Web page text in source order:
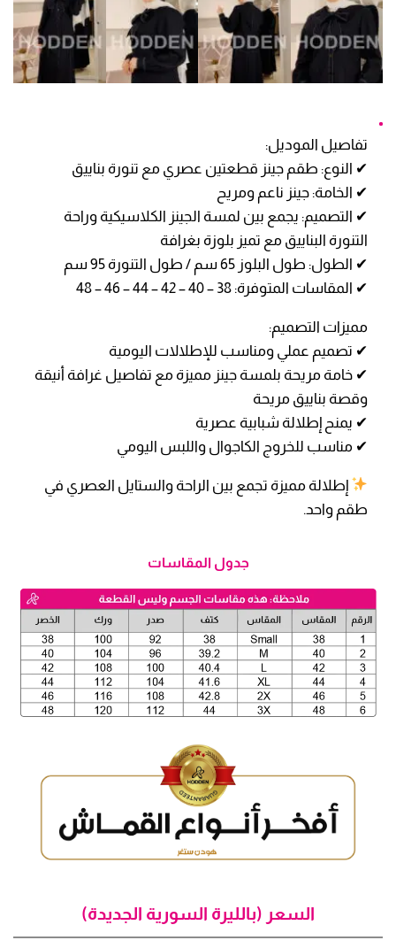
تفاصيل الموديل:
✔ النوع: طقم جينز قطعتين عصري مع تنورة بناييق
✔ الخامة: جينز ناعم ومريح
✔ التصميم: يجمع بين لمسة الجينز الكلاسيكية وراحة
التنورة البناييق مع تميز بلوزة بغرافة
✔ الطول: طول البلوز 65 سم / طول التنورة 95 سم
✔ المقاسات المتوفرة: 38 – 40 – 42 – 44 – 46 – 48
مميزات التصميم:
✔ تصميم عملي ومناسب للإطلالات اليومية
✔ خامة مريحة بلمسة جينز مميزة مع تفاصيل غرافة أنيقة
وقصة بناييق مريحة
✔ يمنح إطلالة شبابية عصرية
✔ مناسب للخروج الكاجوال واللبس اليومي
إطلالة مميزة تجمع بين الراحة والستايل العصري في
طقم واحد.
جدول المقاسات
السعر (بالليرة السورية الجديدة)